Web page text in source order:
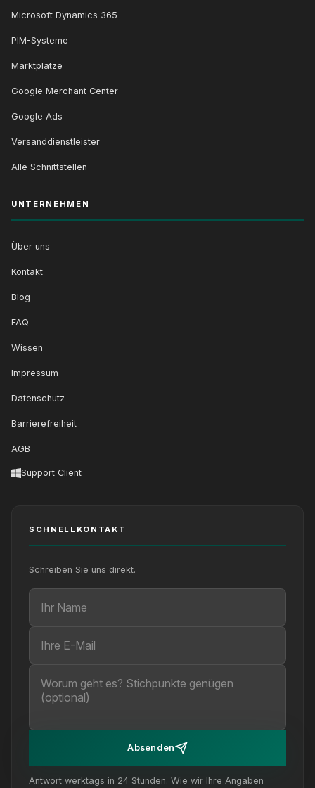
Microsoft Dynamics 365
PIM-Systeme
Marktplätze
Google Merchant Center
Google Ads
Versanddienstleister
Alle Schnittstellen
UNTERNEHMEN
Über uns
Kontakt
Blog
FAQ
Wissen
Impressum
Datenschutz
Barrierefreiheit
AGB
Support Client
SCHNELLKONTAKT
Schreiben Sie uns direkt.
Ihr Name
Ihre E-Mail
Ihre Nachricht (optional)
Absenden
Antwort werktags in 24 Stunden. Wie wir Ihre Angaben